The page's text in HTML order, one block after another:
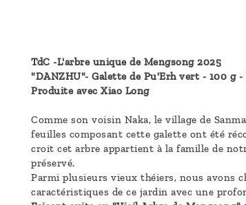
TdC -L'arbre unique de Mengsong 2025
"DANZHU"- Galette de Pu'Erh vert - 100 g -
Produite avec Xiao Long
Comme son voisin Naka, le village de
feuilles composant cette galette ont été
croit cet arbre appartient à la famille de
préservé.
Parmi plusieurs vieux théiers, nous avons
caractéristiques de ce jardin avec une